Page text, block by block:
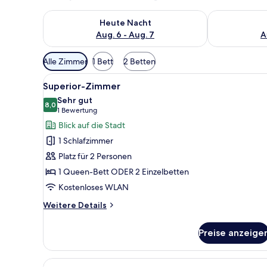
Heute Nacht
Aug. 6 - Aug. 7
Überprüfe die Verfügbarkeit für heute Nacht, Aug. 6
Überprüfe
Verfügbare
Filter
für
Zimmer
Alle Zimmer 1 Bett 2 Betten
Alle
Fotos
für
Superior-
Zimmer
anzeigen
Ein Hotelzimmer mit zwei
4
Superior-Zimmer
8,08,0 von 10
Sehr gut
1 Bewertung
(1
Bewertung)
Blick auf die Stadt
1 Schlafzimmer
Platz für 2 Personen
1 Queen-Bett ODER 2 Einzelbetten
Kostenloses WLAN
Weitere Details
Weitere
Zimmer
Preise
Alle
Ein Hotelzimmer mit einem